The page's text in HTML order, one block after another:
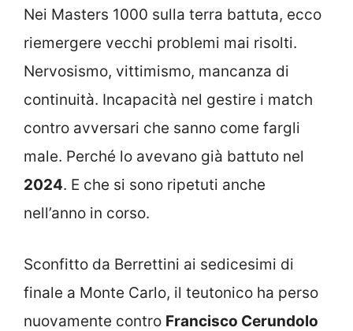
Nei Masters 1000 sulla terra battuta, ecco
riemergere vecchi problemi mai risolti.
Nervosismo, vittimismo, mancanza di
continuità. Incapacità nel gestire i match
contro avversari che sanno come fargli
male. Perché lo avevano già battuto nel
2024. E che si sono ripetuti anche
nell’anno in corso.
Sconfitto da Berrettini ai sedicesimi di
finale a Monte Carlo, il teutonico ha perso
nuovamente contro Francisco Cerundolo